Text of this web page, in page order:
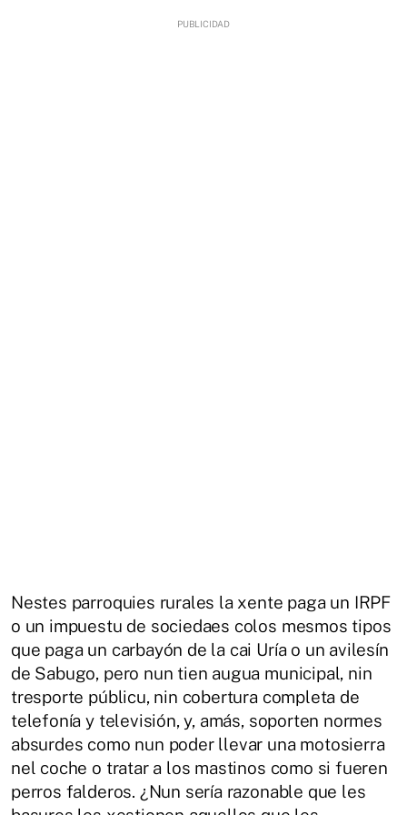
Nestes parroquies rurales la xente paga un IRPF
o un impuestu de sociedaes colos mesmos tipos
que paga un carbayón de la cai Uría o un avilesín
de Sabugo, pero nun tien augua municipal, nin
tresporte públicu, nin cobertura completa de
telefonía y televisión, y, amás, soporten normes
absurdes como nun poder llevar una motosierra
nel coche o tratar a los mastinos como si fueren
perros falderos. ¿Nun sería razonable que les